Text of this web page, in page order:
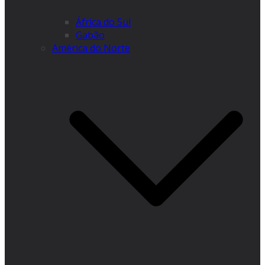
África do Sul
Gabão
América do Norte